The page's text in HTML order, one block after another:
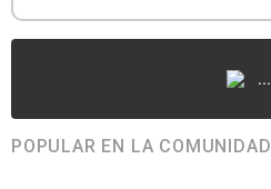
...
POPULAR EN LA COMUNIDAD